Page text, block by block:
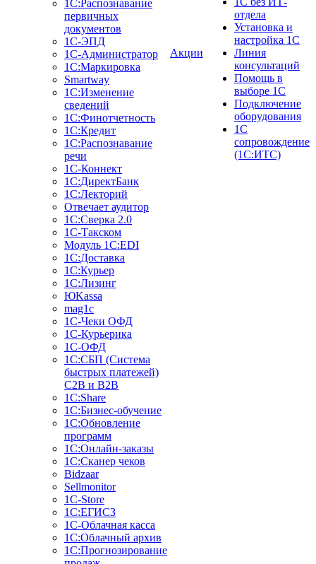
1С:Распознавание
первичных
документов
1С-ЭПД
1С-Администратор
1С:Маркировка
Smartway
1С:Изменение
сведений
1С:Финотчетность
1С:Кредит
1С:Распознавание
речи
1С-Коннект
1С:ДиректБанк
1С:Лекторий
Отвечает аудитор
1С:Сверка 2.0
1С-Такском
Модуль 1C:EDI
1С:Доставка
1С:Курьер
1С:Лизинг
ЮKassa
mag1c
1С-Чеки ОФД
1С-Курьерика
1С-ОФД
1С:СБП (Система
быстрых платежей)
C2B и B2B
1С:Share
1С:Бизнес-обучение
1С:Обновление
программ
1С:Онлайн-заказы
1С:Сканер чеков
Bidzaar
Sellmonitor
1C-Store
1С:ЕГИСЗ
1С-Облачная касса
1С:Облачный архив
1С:Прогнозирование
Акции
отдела
Установка и
настройка 1С
Линия
консультаций
Помощь в
выборе 1С
Подключение
оборудования
1С
сопровождение
(1С:ИТС)